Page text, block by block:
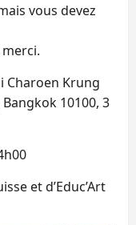
vous devez
Charoen Krung
10100, 3
et d’Educ’Art